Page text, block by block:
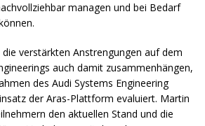
managen und bei Bedarf
verstärkten Anstrengungen auf dem
auch damit zusammenhängen,
des Audi Systems Engineering
der Aras-Plattform evaluiert. Martin
den aktuellen Stand und die